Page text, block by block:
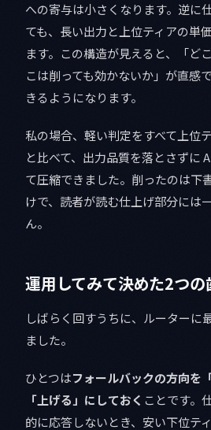
への寄与は小さくなります。逆に
ても、長い出力と上位ティアの単
ます。この構造が見えると、「ど
こは削っても効かないか」が直感
きるようになります。
私の場合、軽い判定をすべて上位
と比べて、出力品質を落とさずに
て圧縮できました。削ったのは下
けで、読者が読む仕上げ部分には
ん。
運用してみて決めた2つの
しばらく回すうちに、ルーターに
ました。
ひとつはフォールバックの方向を
「上げる」にしておく ことです。
的に応答しないとき、安い下位テ